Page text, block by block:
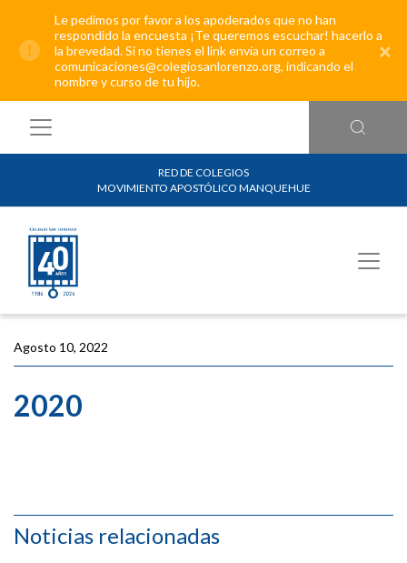
Le pedimos por favor a los apoderados que no han
respondido la encuesta ¡Te queremos escuchar! hacerlo a
la brevedad. Si no tienes el link envía un correo a
comunicaciones@colegiosanlorenzo.org, indicando el
nombre y curso de tu hijo.
×
RED DE COLEGIOS
MOVIMIENTO APOSTÓLICO MANQUEHUE
Agosto 10, 2022
2020
Noticias relacionadas